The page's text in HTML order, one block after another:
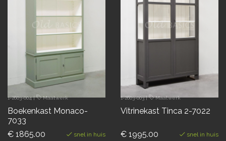
1-2603-004| Maatwerk
Boekenkast Monaco-
7033
€ 1865.00
snel in huis
1-2603-003| Maatwerk
Vitrinekast Tinca 2-7022
€ 1995.00 snel in huis